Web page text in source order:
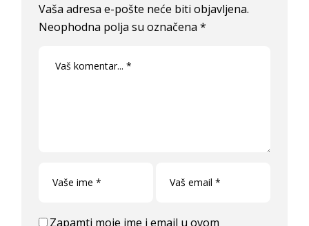
Vaša adresa e-pošte neće biti objavljena.
Neophodna polja su označena*
Zapamti moje ime i email u ovom